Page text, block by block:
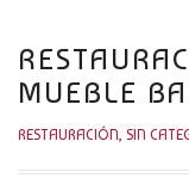
MUEBLE
RESTAURACIÓN, SIN